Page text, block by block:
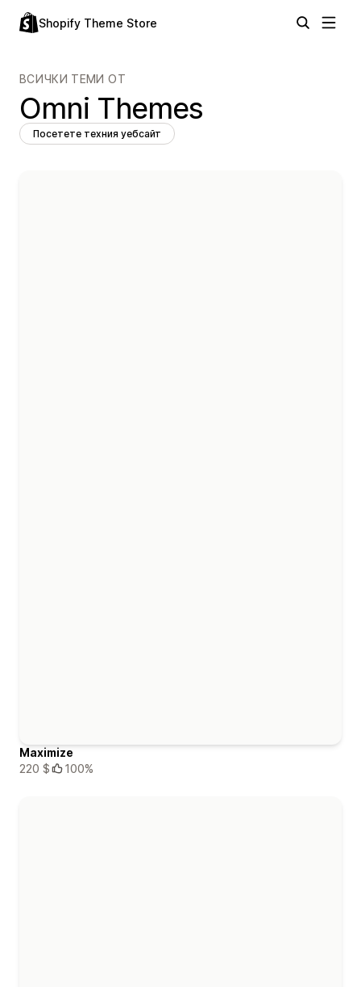
Shopify Theme Store
ВСИЧКИ ТЕМИ ОТ
Omni Themes
Посетете техния уебсайт
Maximize
220 $
100%